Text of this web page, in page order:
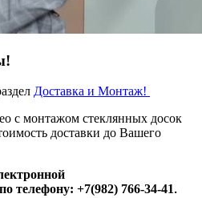
Доставка и Монтаж!
с монтажом стеклянных досок
доставки до Вашего
телефону: +7(982) 766-34-41.